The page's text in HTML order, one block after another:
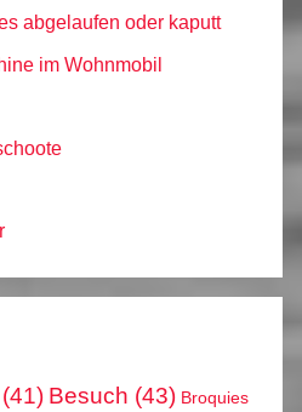
abgelaufen oder kaputt
im Wohnmobil
(41) Besuch (43) Broquies